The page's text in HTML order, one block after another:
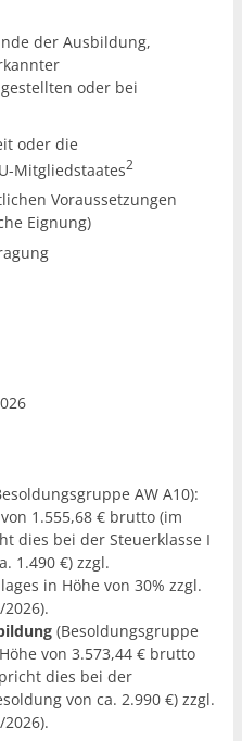
der Ausbildung,
oder bei
oder die
Mitgliedstaates2
Voraussetzungen
Eignung)
AW A10):
1.555,68 € brutto (im
dies bei der Steuerklasse I
1.490 €) zzgl.
in Höhe von 30% zzgl.
(Besoldungsgruppe
von 3.573,44 € brutto
dies bei der
von ca. 2.990 €) zzgl.